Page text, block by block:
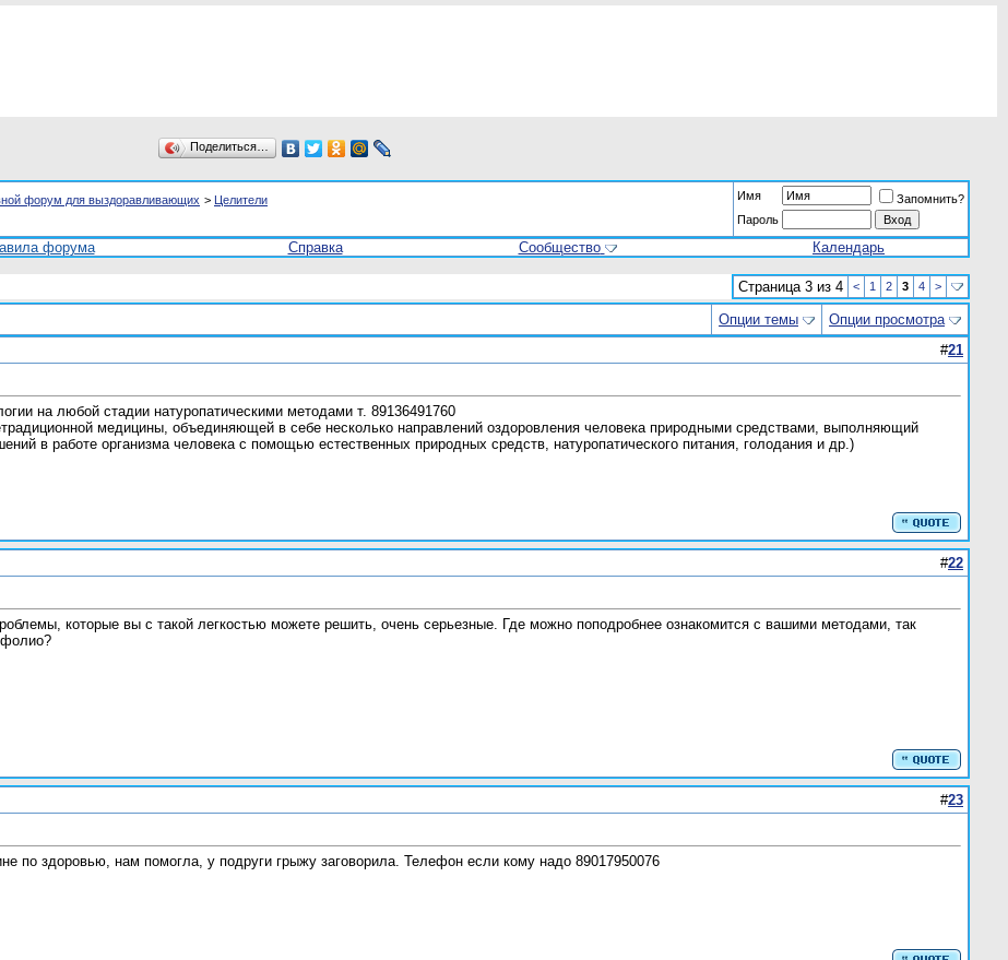
Поделиться…
форум для выздоравливающих > Целители Имя
Запомнить?
Пароль
форума Справка Сообщество Календарь
Страница 3 из 4 < 1 2 3 4 >
Опции темы
Опции просмотра
#21
на любой стадии натуропатическими методами т. 89136491760
медицины, объединяющей в себе несколько направлений оздоровления человека природными средствами, выполняющий
в работе организма человека с помощью естественных природных средств, натуропатического питания, голодания и др.)
#22
которые вы с такой легкостью можете решить, очень серьезные. Где можно поподробнее ознакомится с вашими методами, так
#23
по здоровью, нам помогла, у подруги грыжу заговорила. Телефон если кому надо 89017950076